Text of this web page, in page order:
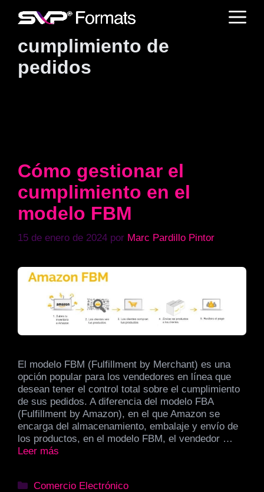
cumplimiento de
pedidos
Cómo gestionar el
cumplimiento en el
modelo FBM
15 de enero de 2024 por Marc Pardillo Pintor
El modelo FBM (Fulfillment by Merchant) es una
opción popular para los vendedores en línea que
desean tener el control total sobre el cumplimiento
de sus pedidos. A diferencia del modelo FBA
(Fulfillment by Amazon), en el que Amazon se
encarga del almacenamiento, embalaje y envío de
los productos, en el modelo FBM, el vendedor …
Leer más
Categorías
Comercio Electrónico